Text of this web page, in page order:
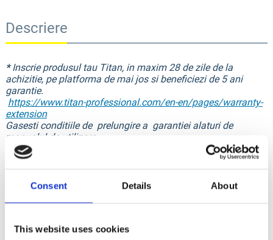
Consent Details About
This website uses cookies
Descriere
*Inscrie produsul tau Titan, in maxim 28 de zile de la
achizitie, pe platforma de mai jos si beneficiezi de 5 ani
garantie.
https://www.titan-professional.com/en-en/pages/warranty-
extension
Gasesti conditiile de prelungire a garantiei alaturi de
manualul de utilizare.
Pompa airless cu membrana, ideala pentru aplicarea
Caracteristici